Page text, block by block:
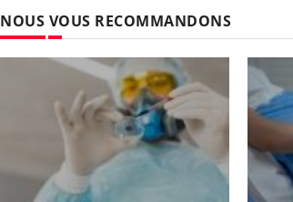
NOUS VOUS RECOMMANDONS